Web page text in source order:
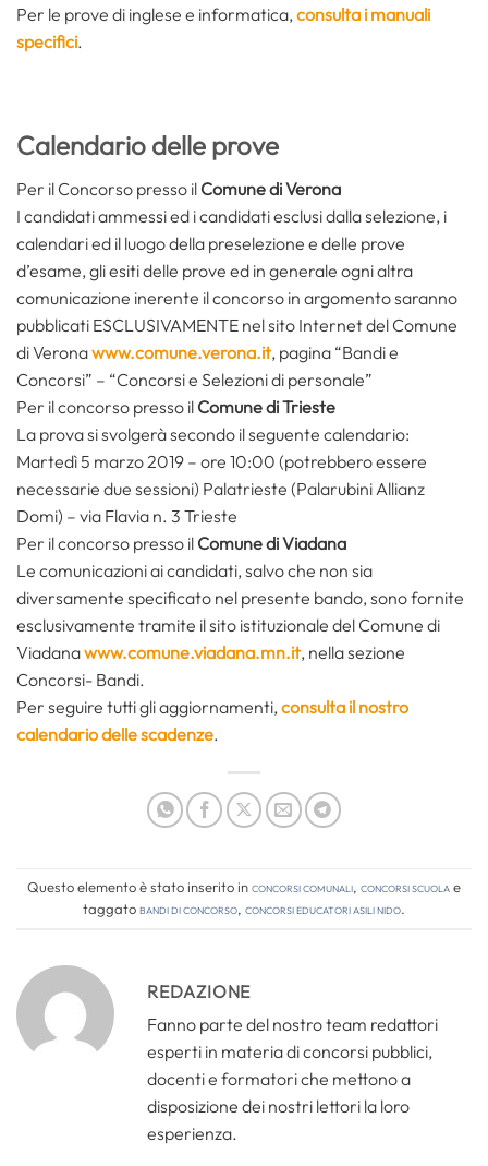
Per le prove di inglese e informatica,consulta i manuali
specifici.
Calendario delle prove
Per il Concorso presso il Comune di Verona
I candidati ammessi ed i candidati esclusi dalla selezione, i
calendari ed il luogo della preselezione e delle prove
d’esame, gli esiti delle prove ed in generale ogni altra
comunicazione inerente il concorso in argomento saranno
pubblicati ESCLUSIVAMENTE nel sito Internet del Comune
di Veronawww.comune.verona.it, pagina “Bandi e
Concorsi” – “Concorsi e Selezioni di personale”
Per il concorso presso il Comune di Trieste
La prova si svolgerà secondo il seguente calendario:
Martedì 5 marzo 2019 – ore 10:00 (potrebbero essere
necessarie due sessioni) Palatrieste (Palarubini Allianz
Domi) – via Flavia n. 3 Trieste
Per il concorso presso il Comune di Viadana
Le comunicazioni ai candidati, salvo che non sia
diversamente specificato nel presente bando, sono fornite
esclusivamente tramite il sito istituzionale del Comune di
Viadanawww.comune.viadana.mn.it, nella sezione
Concorsi- Bandi.
Per seguire tutti gli aggiornamenti,consulta il nostro
calendario delle scadenze.
Questo elemento è stato inserito inConcorsi comunali, Concorsi Scuolae
taggatobandi di concorso, concorsi educatori asili nido.
REDAZIONE
Fanno parte del nostro team redattori
esperti in materia di concorsi pubblici,
docenti e formatori che mettono a
disposizione dei nostri lettori la loro
esperienza.